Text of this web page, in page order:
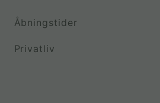
Åbningstider
Privatliv